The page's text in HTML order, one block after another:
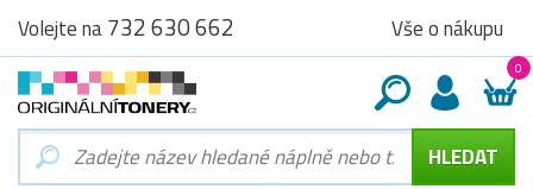
Volejte na732 630 662 Vše o nákupu
0